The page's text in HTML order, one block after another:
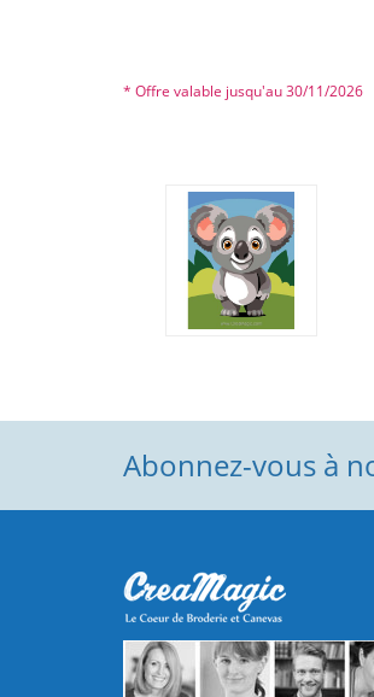
* Offre valable jusqu'au 30/11/2026
Abonnez-vous à